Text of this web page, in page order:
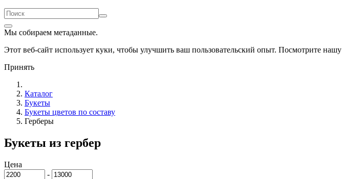
Мы собираем метаданные.
Этот веб-сайт использует куки, чтобы улучшить ваш пользовательский опыт. Посмотрите нашу
Принять
Каталог
Букеты
Букеты цветов по составу
Герберы
Букеты из гербер
Цена
-